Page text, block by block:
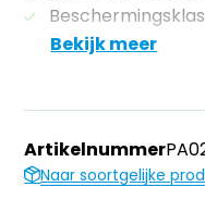
Bekijk meer
Artikelnummer
Naar soortgelijke